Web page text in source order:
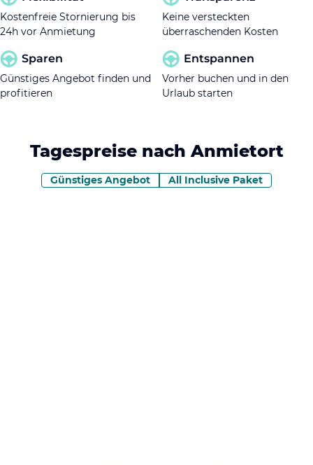
Kostenfreie Stornierung bis
24h vor Anmietung
Keine versteckten
überraschenden Kosten
Sparen
Günstiges Angebot finden und
profitieren
Entspannen
Vorher buchen und in den
Urlaub starten
Tagespreise nach Anmietort
Günstiges Angebot All Inclusive Paket